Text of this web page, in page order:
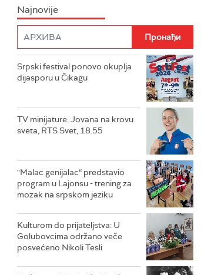
Najnovije
Srpski festival ponovo okuplja
dijasporu u Čikagu
TV minijature: Jovana na krovu
sveta, RTS Svet, 18.55
"Malac genijalac“ predstavio
program u Lajonsu - trening za
mozak na srpskom jeziku
Kulturom do prijateljstva: U
Golubovcima održano veče
posvećeno Nikoli Tesli